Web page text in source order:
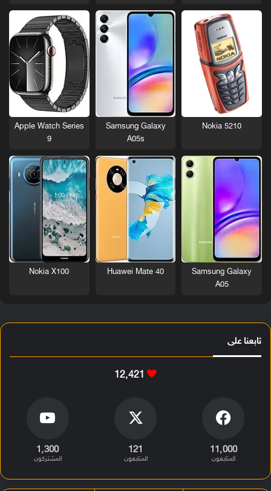
Nokia 5210
Samsung Galaxy
A05s
Apple Watch Series
9
Samsung Galaxy
A05
Huawei Mate 40
Nokia X100
تابعنا على
12٬421
11٬000
المتابعون
121
المتابعون
1٬300
المشتركون